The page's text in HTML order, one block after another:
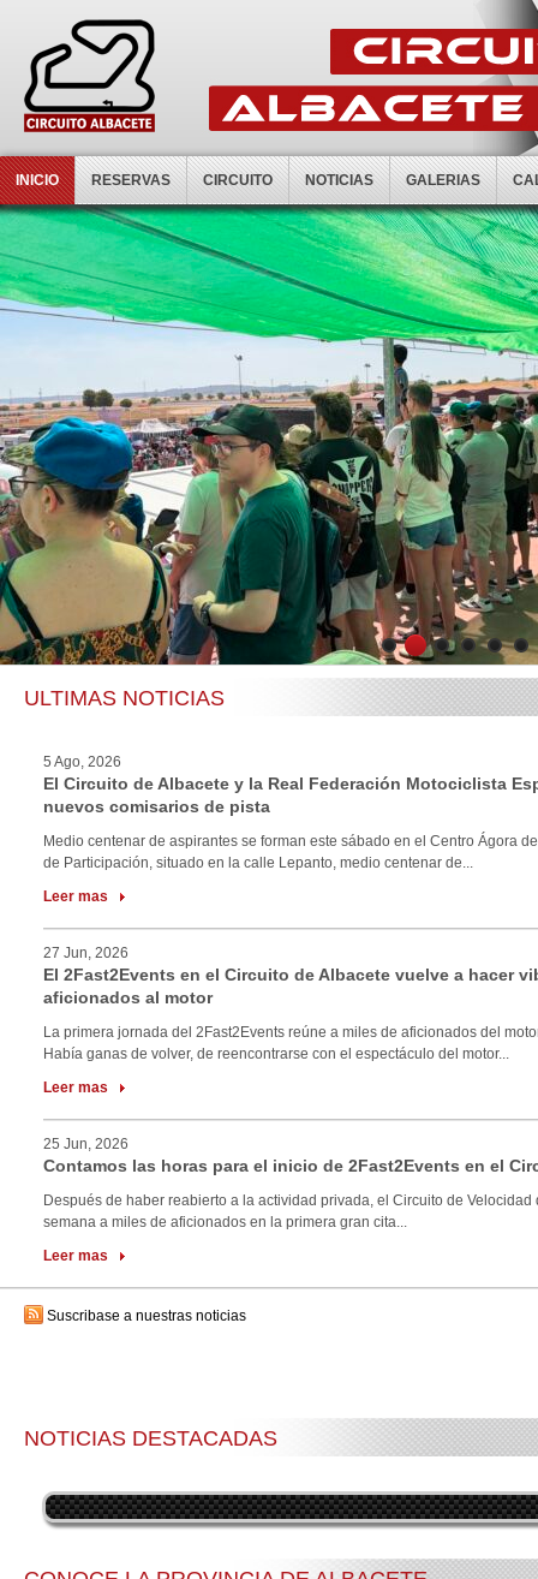
INICIO RESERVAS CIRCUITO NOTICIAS GALERIAS
1 2 3 4 5 6
ULTIMAS NOTICIAS
5 Ago, 2026
El Circuito de Albacete y la Real Federación Motociclista
nuevos comisarios de pista
Medio centenar de aspirantes se forman este sábado en el Centro Ágora
de Participación, situado en la calle Lepanto, medio centenar de...
Leer mas
27 Jun, 2026
El 2Fast2Events en el Circuito de Albacete vuelve a hacer
aficionados al motor
La primera jornada del 2Fast2Events reúne a miles de aficionados del
Había ganas de volver, de reencontrarse con el espectáculo del motor...
Leer mas
25 Jun, 2026
Contamos las horas para el inicio de 2Fast2Events en el
Después de haber reabierto a la actividad privada, el Circuito de Velocidad
semana a miles de aficionados en la primera gran cita...
Leer mas
Suscribase a nuestras noticias
NOTICIAS DESTACADAS